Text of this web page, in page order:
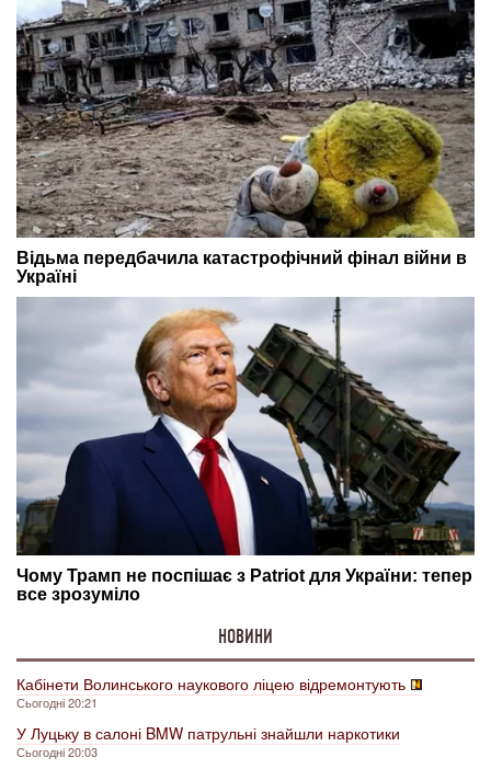
НОВИНИ
Кабінети Волинського наукового ліцею відремонтують
Сьогодні 20:21
У Луцьку в салоні BMW патрульні знайшли наркотики
Сьогодні 20:03